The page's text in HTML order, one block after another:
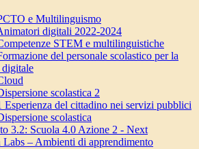
e Multilinguismo
digitali 2022-2024
STEM e multilinguistiche
del personale scolastico per la
digitale
scolastica 2
Esperienza del cittadino nei servizi pubblici
scolastica
3.2: Scuola 4.0 Azione 2 - Next
Labs – Ambienti di apprendimento